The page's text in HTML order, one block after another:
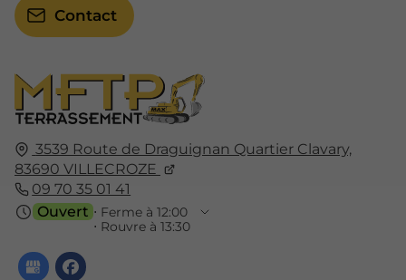
3539 Route de Draguignan Quartier Clavary,
83690 VILLECROZE
09 70 35 01 41
Ouvert ⋅ Ferme à 12:00
⋅ Rouvre à 13:30
Contact